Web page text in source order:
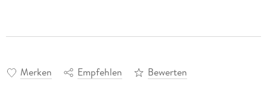
Merken Empfehlen Bewerten